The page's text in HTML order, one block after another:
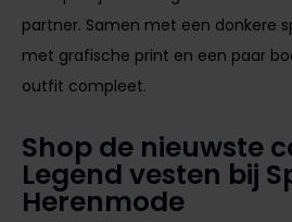
partner. Samen met een donkere
met grafische print en een paar
outfit compleet.
Shop de nieuwste
Legend vesten bij
Herenmode